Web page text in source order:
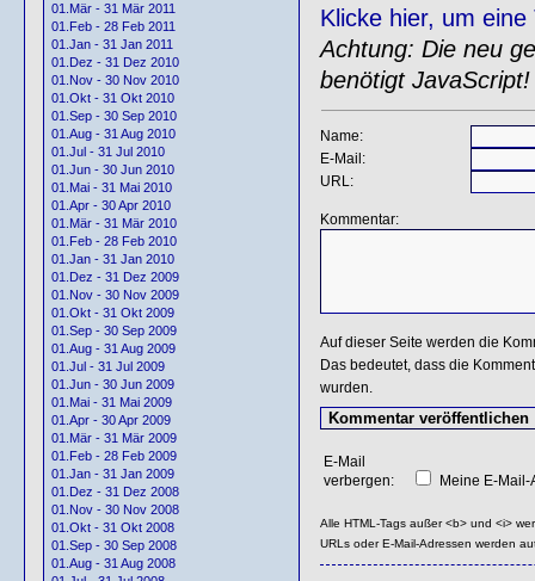
01.Mär - 31 Mär 2011
01.Feb - 28 Feb 2011
01.Jan - 31 Jan 2011
01.Dez - 31 Dez 2010
01.Nov - 30 Nov 2010
01.Okt - 31 Okt 2010
01.Sep - 30 Sep 2010
01.Aug - 31 Aug 2010
01.Jul - 31 Jul 2010
01.Jun - 30 Jun 2010
01.Mai - 31 Mai 2010
01.Apr - 30 Apr 2010
01.Mär - 31 Mär 2010
01.Feb - 28 Feb 2010
01.Jan - 31 Jan 2010
01.Dez - 31 Dez 2009
01.Nov - 30 Nov 2009
01.Okt - 31 Okt 2009
01.Sep - 30 Sep 2009
01.Aug - 31 Aug 2009
01.Jul - 31 Jul 2009
01.Jun - 30 Jun 2009
01.Mai - 31 Mai 2009
01.Apr - 30 Apr 2009
01.Mär - 31 Mär 2009
01.Feb - 28 Feb 2009
01.Jan - 31 Jan 2009
01.Dez - 31 Dez 2008
01.Nov - 30 Nov 2008
01.Okt - 31 Okt 2008
01.Sep - 30 Sep 2008
01.Aug - 31 Aug 2008
Klicke hier, um
Achtung: Die neu
benötigt JavaScript!
Name:
E-Mail:
URL:
Kommentar:
Auf dieser Seite werden die
Das bedeutet, dass die
wurden.
E-Mail
verbergen:
Meine E-
Alle HTML-Tags außer <b> und <i>
URLs oder E-Mail-Adressen werden